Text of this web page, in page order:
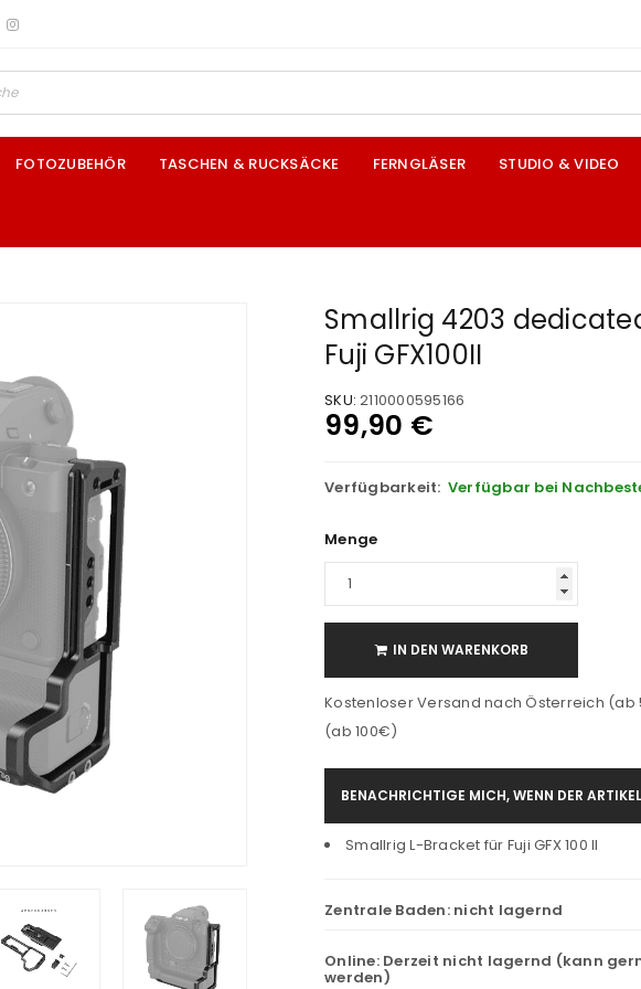
FOTOZUBEHÖR TASCHEN & RUCKSÄCKE FERNGLÄSER STUDIO & VIDEO
Smallrig 4203
Fuji GFX100II
SKU: 2110000595166
99,90 €
Verfügbarkeit: Verfügbar bei
Menge
IN DEN WARENKORB
Kostenloser Versand nach Österreich
(ab 100€)
BENACHRICHTIGE MICH, WENN DER
Smallrig L-Bracket für Fuji GFX 100 II
Zentrale Baden: nicht lagernd
Online: Derzeit nicht lagernd (kann
werden)